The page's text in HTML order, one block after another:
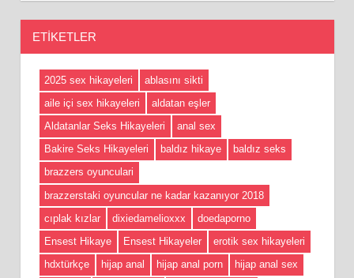
ETIKETLER
2025 sex hikayeleri
ablasını sikti
aile içi sex hikayeleri
aldatan eşler
Aldatanlar Seks Hikayeleri
anal sex
Bakire Seks Hikayeleri
baldız hikaye
baldız seks
brazzers oyunculari
brazzerstaki oyuncular ne kadar kazanıyor 2018
cıplak kızlar
dixiedamelioxxx
doedaporno
Ensest Hikaye
Ensest Hikayeler
erotik sex hikayeleri
hdxtürkçe
hijap anal hijap anal porn hijap anal sex